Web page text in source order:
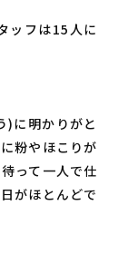
ッフは15人に
)に明かりがと
粉やほこりが
って一人で仕
がほとんどで